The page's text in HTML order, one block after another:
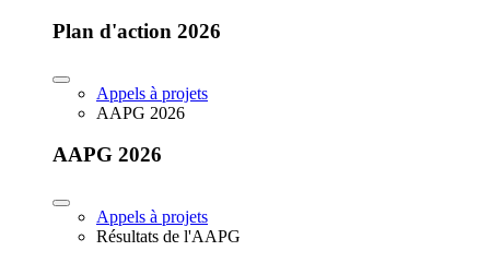
Plan d'action 2026
Appels à projets
AAPG 2026
AAPG 2026
Appels à projets
Résultats de l'AAPG